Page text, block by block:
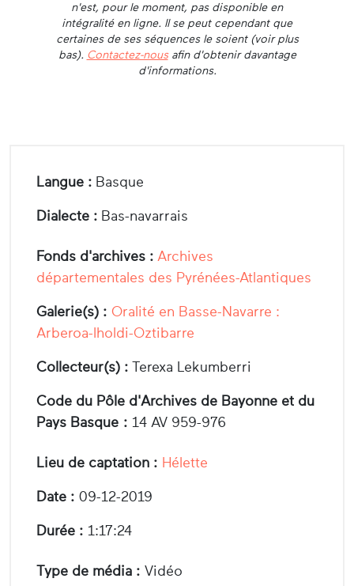
n'est, pour le moment, pas disponible en
intégralité en ligne. Il se peut cependant que
certaines de ses séquences le soient (voir plus
bas). Contactez-nousafin d'obtenir davantage
d'informations.
Langue : Basque
Dialecte : Bas-navarrais
Fonds d'archives : Archives
départementales des Pyrénées-Atlantiques
Galerie(s) : Oralité en Basse-Navarre :
Arberoa-Iholdi-Oztibarre
Collecteur(s) : Terexa Lekumberri
Code du Pôle d'Archives de Bayonne et du
Pays Basque : 14 AV 959-976
Lieu de captation : Hélette
Date : 09-12-2019
Durée : 1:17:24
Type de média : Vidéo